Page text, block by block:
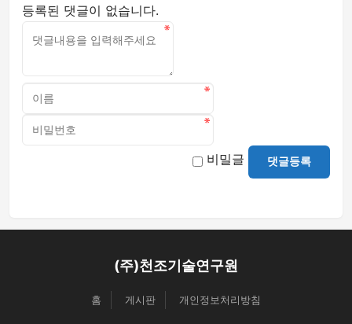
등록된 댓글이 없습니다.
비밀글 댓글등록
(주)천조기술연구원
홈 게시판 개인정보처리방침